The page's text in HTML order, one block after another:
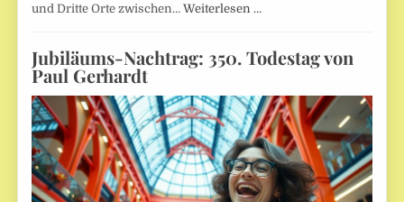
und Dritte Orte zwischen…Weiterlesen …
Jubiläums-Nachtrag: 350. Todestag von
Paul Gerhardt